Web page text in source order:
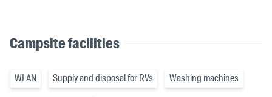
Campsite facilities
WLAN Supply and disposal for RVs Washing machines